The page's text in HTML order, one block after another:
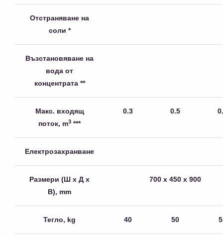
Отстраняване на
соли *
Възстановяване на
вода от
концентрата **
Макс. входящ
поток, m3 ***
0.3 0.5
Електрозахранване
Размери (Ш х Д х
В), mm
700 x 450 x 900
Тегло, kg 40 50